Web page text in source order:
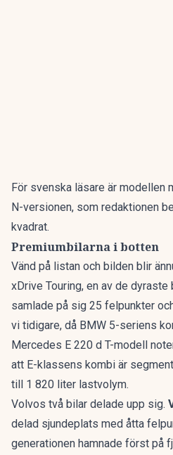
För svenska läsare är modellen
N-versionen, som redaktionen
kvadrat.
Premiumbilarna i botten
Vänd på listan och bilden blir
xDrive Touring, en av de
samlade på sig 25 felpunkter
vi tidigare, då BMW 5-seriens
Mercedes E 220 d T-modell
att E-klassens kombi är
till 1 820 liter lastvolym.
Volvos två bilar delade upp sig.
delad sjundeplats med åtta
generationen hamnade först på